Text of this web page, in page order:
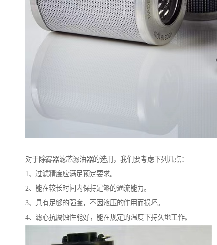
对于除雾器滤芯滤油器的选用，我们要考虑下列几点：
1、过滤精度应满足预定要求。
2、能在较长时间内保持足够的通流能力。
3、具有足够的强度，不因液压的作用而损坏。
4、滤心抗腐蚀性能好，能在规定的温度下持久地工作。